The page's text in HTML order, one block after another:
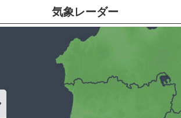
気象レーダー